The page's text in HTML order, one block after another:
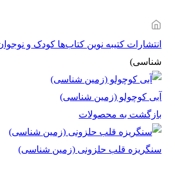
انتشارات کتیبه نوین کتاب‌ها کودک و
شناسی)
آبی کوچولو (زمین شناسی)
بازگشت به محصولات
سنگریزه قلب حلزونی (زمین شناسی)